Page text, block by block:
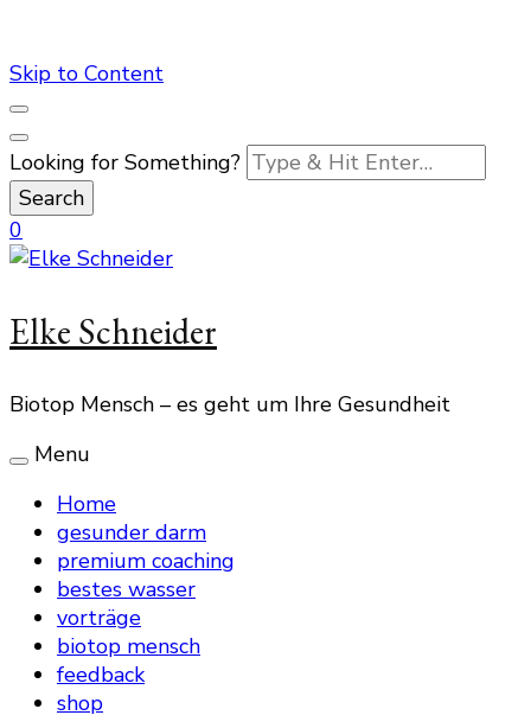
Skip to Content
Looking for Something?
0
Elke Schneider
Biotop Mensch – es geht um Ihre Gesundheit
Menu
Home
gesunder darm
premium coaching
bestes wasser
vorträge
biotop mensch
feedback
shop